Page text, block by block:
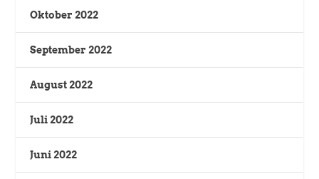
Oktober 2022
September 2022
August 2022
Juli 2022
Juni 2022